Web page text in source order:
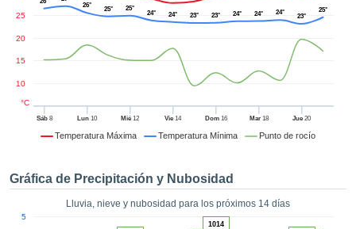
y
digital
basada
nuestra
Temperatura Máxima Temperatura Mínima Punto de rocío
Sáb8 Lun 10 Mié 12 Vie 14 Dom16 Mar18 Jue 20
10
15
20
25
°C
26°
25° 25°
24° 24° 23° 23° 24° 24° 24°
23°
25°
Gráfica de Precipitación y Nubosidad
Lluvia, nieve y nubosidad para los próximos 14 días
5
1014